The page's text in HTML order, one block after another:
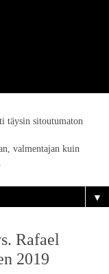
täysin sitoutumaton
valmentajan kuin
▼
Rafael
2019